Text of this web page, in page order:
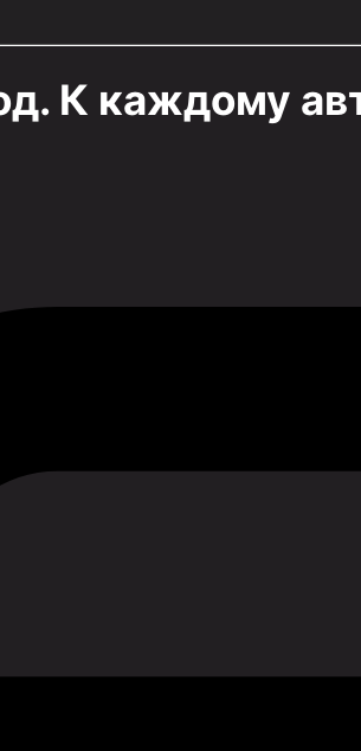
К каждому